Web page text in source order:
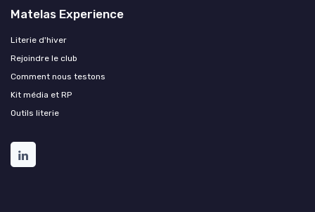
Matelas Experience
Literie d'hiver
Rejoindre le club
Comment nous testons
Kit média et RP
Outils literie